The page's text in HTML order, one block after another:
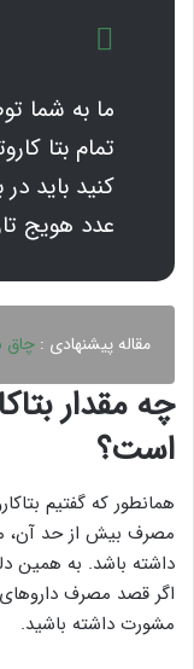
ما به شما
تمام بتا
عدد هویج
مقاله پیشنهادی : چاق
چه مقدار
است؟
همانطور که گفتیم
مصرف بیش از حد آن،
داشته باشد. به همین
اگر قصد مصرف داروهای
مشورت داشته باشید.